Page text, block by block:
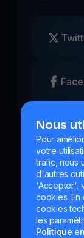
Nous
Pour
votre
trafic, nous
d'autres
'Accepter',
cookies. En
cookies
les
Politique